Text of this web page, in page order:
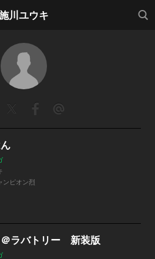
川ユウキ
検索
ンピオン烈
ラバトリー 新装版